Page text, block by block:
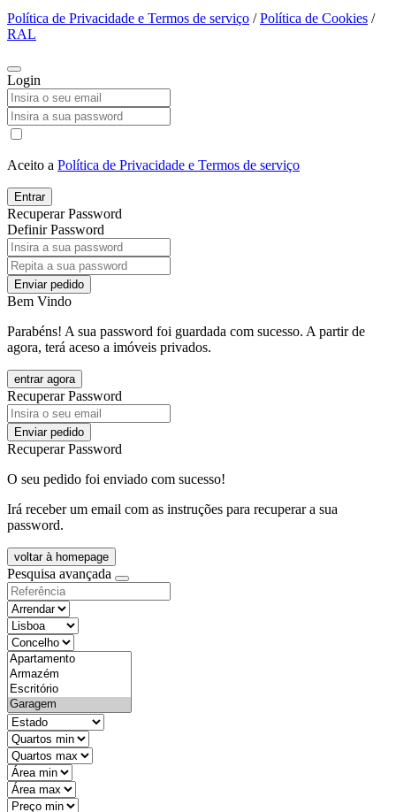
Política de Privacidade e Termos de serviço /Política de Cookies /
RAL
Login
Aceito a Política de Privacidade e Termos de serviço
Entrar
Recuperar Password
Definir Password
Enviar pedido
Bem Vindo
Parabéns! A sua password foi guardada com sucesso. A partir de
agora, terá aceso a imóveis privados.
entrar agora
Recuperar Password
Enviar pedido
Recuperar Password
O seu pedido foi enviado com sucesso!
Irá receber um email com as instruções para recuperar a sua
password.
voltar à homepage
Pesquisa avançada
objective
districtId
countyId
types
state
mintypo
maxtypo
minarea
maxarea
minprice